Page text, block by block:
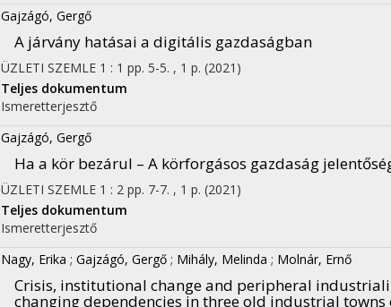
Gajzágó, Gergő
A járvány hatásai a digitális gazdaságban
ÜZLETI SZEMLE 1 : 1 pp. 5-5. , 1 p. (2021)
Teljes dokumentum
Ismeretterjesztő
Gajzágó, Gergő
Ha a kör bezárul – A körforgásos gazdaság
ÜZLETI SZEMLE 1 : 2 pp. 7-7. , 1 p. (2021)
Teljes dokumentum
Ismeretterjesztő
Nagy, Erika ; Gajzágó, Gergő ; Mihály, Melinda ; Molnár, Ernő
Crisis, institutional change and peripheral
changing dependencies in three old industrial